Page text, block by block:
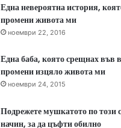
Една невероятна история,
промени живота ми
ноември 22, 2016
Една баба, която срещнах във
промени изцяло живота ми
ноември 24, 2015
Подрежете мушкатото по този
начин, за да цъфти обилно